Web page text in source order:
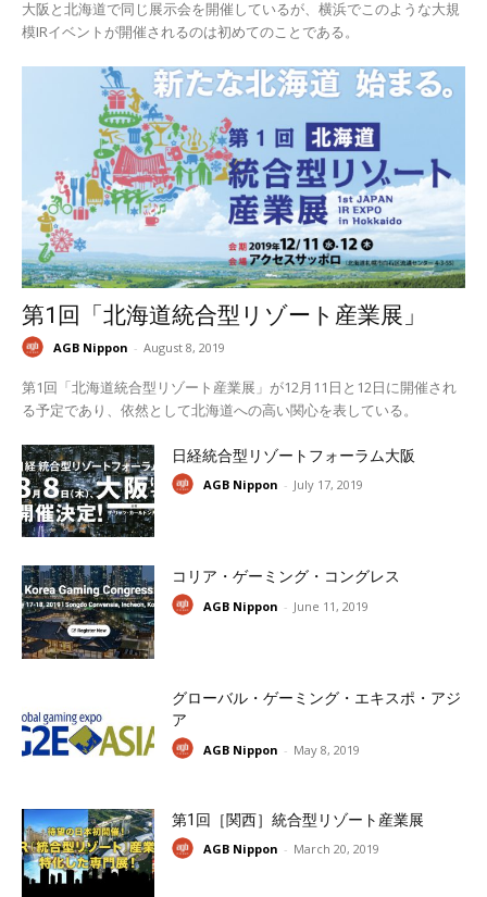
大阪と北海道で同じ展示会を開催しているが、横浜でこのような大規
模IRイベントが開催されるのは初めてのことである。
第1回「北海道統合型リゾート産業展」
AGB Nippon - August 8, 2019
第1回「北海道統合型リゾート産業展」が12月11日と12日に開催され
る予定であり、依然として北海道への高い関心を表している。
日経統合型リゾートフォーラム大阪
AGB Nippon - July 17, 2019
コリア・ゲーミング・コングレス
AGB Nippon - June 11, 2019
グローバル・ゲーミング・エキスポ・アジ
ア
AGB Nippon - May 8, 2019
第1回［関西］統合型リゾート産業展
AGB Nippon - March 20, 2019